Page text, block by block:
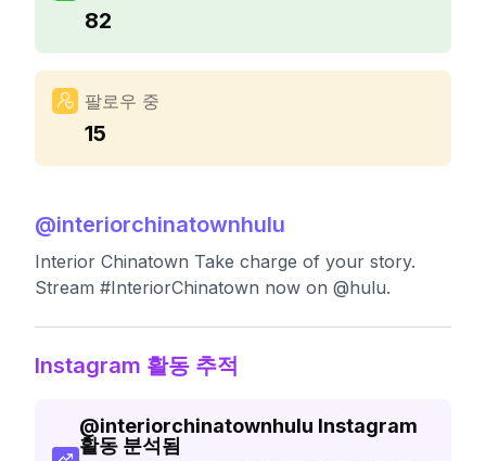
82
팔로우 중
15
@interiorchinatownhulu
Interior Chinatown Take charge of your story.
Stream #InteriorChinatown now on @hulu.
Instagram 활동 추적
@interiorchinatownhulu Instagram
활동 분석됨